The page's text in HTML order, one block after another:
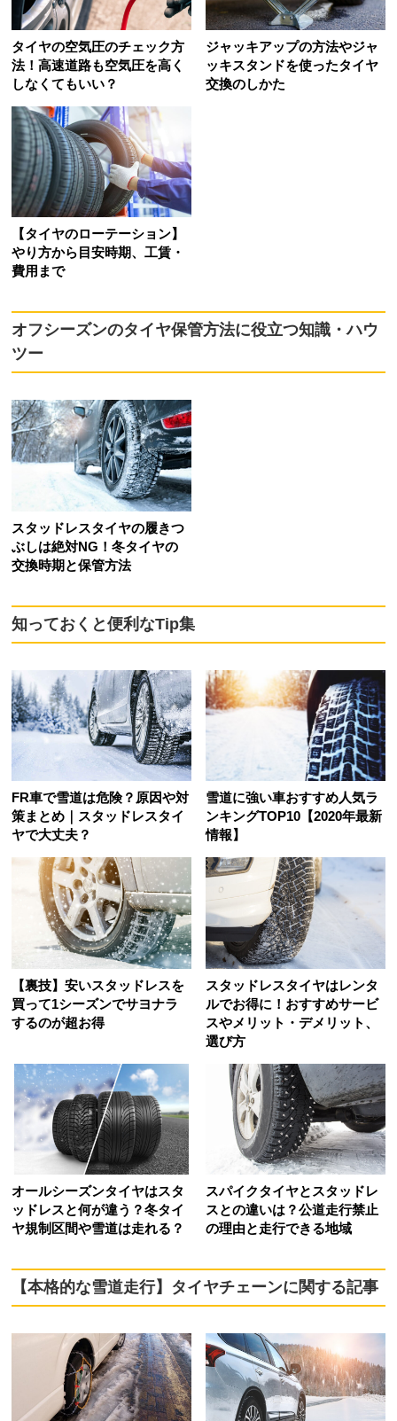
タイヤの空気圧のチェック方
法！高速道路も空気圧を高く
しなくてもいい？
ジャッキアップの方法やジャ
ッキスタンドを使ったタイヤ
交換のしかた
【タイヤのローテーション】
やり方から目安時期、工賃・
費用まで
オフシーズンのタイヤ保管方法に役立つ知識・ハウ
ツー
スタッドレスタイヤの履きつ
ぶしは絶対NG！冬タイヤの
交換時期と保管方法
知っておくと便利なTip集
FR車で雪道は危険？原因や対
策まとめ｜スタッドレスタイ
ヤで大丈夫？
雪道に強い車おすすめ人気ラ
ンキングTOP10【2020年最新
情報】
【裏技】安いスタッドレスを
買って1シーズンでサヨナラ
するのが超お得
スタッドレスタイヤはレンタ
ルでお得に！おすすめサービ
スやメリット・デメリット、
選び方
オールシーズンタイヤはスタ
ッドレスと何が違う？冬タイ
ヤ規制区間や雪道は走れる？
スパイクタイヤとスタッドレ
スとの違いは？公道走行禁止
の理由と走行できる地域
【本格的な雪道走行】タイヤチェーンに関する記事